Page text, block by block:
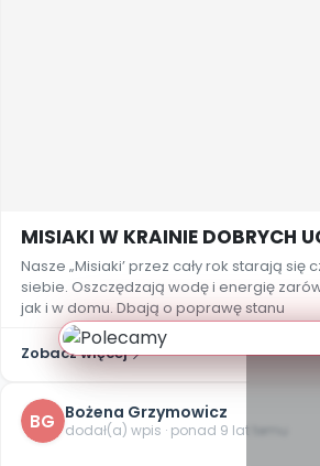
MISIAKI W KRAINIE DOBRYCH
Nasze „Misiaki’ przez cały rok starają się
siebie. Oszczędzają wodę i energię
jak i w domu. Dbają o poprawę stanu
Zobacz więcej
BG Bożena Grzymowicz
dodał(a) wpis · ponad 9 lat temu